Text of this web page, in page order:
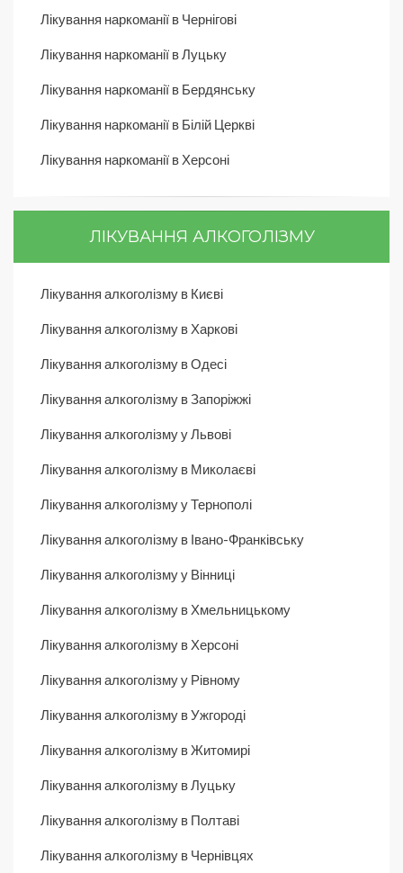
Лікування наркоманії в Чернігові
Лікування наркоманії в Луцьку
Лікування наркоманії в Бердянську
Лікування наркоманії в Білій Церкві
Лікування наркоманії в Херсоні
ЛІКУВАННЯ АЛКОГОЛІЗМУ
Лікування алкоголізму в Києві
Лікування алкоголізму в Харкові
Лікування алкоголізму в Одесі
Лікування алкоголізму в Запоріжжі
Лікування алкоголізму у Львові
Лікування алкоголізму в Миколаєві
Лікування алкоголізму у Тернополі
Лікування алкоголізму в Івано-Франківську
Лікування алкоголізму у Вінниці
Лікування алкоголізму в Хмельницькому
Лікування алкоголізму в Херсоні
Лікування алкоголізму у Рівному
Лікування алкоголізму в Ужгороді
Лікування алкоголізму в Житомирі
Лікування алкоголізму в Луцьку
Лікування алкоголізму в Полтаві
Лікування алкоголізму в Чернівцях